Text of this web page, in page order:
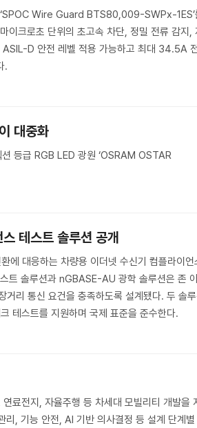
Wire Guard BTS80,009-SWPx-1ES’
이크로초 단위의 초고속 차단, 정밀 전류 감지,
ASIL-D 안전 레벨 적용 가능하고 최대 34.5A
.
대중화
등급 RGB LED 광원 ‘OSRAM OSTAR
테스트 솔루션 공개
에 대응하는 차량용 이더넷 수신기 컴플라이언
트 솔루션과 nGBASE-AU 광학 솔루션은 존
리 통신 요건을 충족하도록 설계됐다. 두 솔
테스트를 지원하며 국제 표준을 준수한다.
료전지, 자율주행 등 차세대 모빌리티 개발을
, 기능 안전, AI 기반 의사결정 등 설계 단계별